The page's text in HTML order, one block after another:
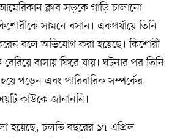
ক্লাব সড়কে গাড়ি চালানো
সামনে বসান। একপর্যায়ে তিনি
বলে অভিযোগ করা হয়েছে। কিশোরী
বাসায় ফিরে যায়। ঘটনার পর তিনি
হয়ে পড়েন এবং পারিবারিক সম্পর্কের
কাউকে জানাননি।
হয়েছে, চলতি বছরের ১৭ এপ্রিল